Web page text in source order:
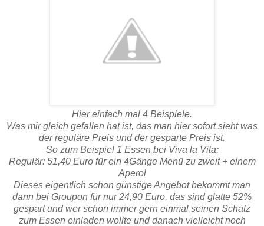
Hier einfach mal 4 Beispiele.
Was mir gleich gefallen hat ist, das man hier sofort sieht was
der reguläre Preis und der gesparte Preis ist.
So zum Beispiel 1 Essen bei Viva la Vita:
Regulär: 51,40 Euro für ein 4Gänge Menü zu zweit + einem
Aperol
Dieses eigentlich schon günstige Angebot bekommt man
dann bei Groupon für nur 24,90 Euro, das sind glatte 52%
gespart und wer schon immer gern einmal seinen Schatz
zum Essen einladen wollte und danach vielleicht noch